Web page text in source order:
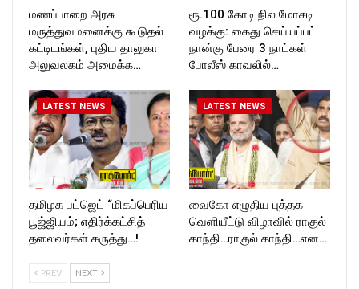
மணப்பாறை அரசு
மருத்துவமனைக்கு கூடுதல்
கட்டிடங்கள், புதிய தாலுகா
அலுவலகம் அமைக்க…
ரூ.100 கோடி நில மோசடி
வழக்கு: கைது செய்யப்பட்ட
நான்கு பேரை 3 நாட்கள்
போலீஸ் காவலில்…
LATEST NEWS
தமிழக பட்ஜெட் “மிகப்பெரிய
பூஜ்ஜியம்; எதிர்க்கட்சித்
தலைவர்கள் கருத்து…!
LATEST NEWS
வைகோ எழுதிய புத்தக
வெளியீட்டு விழாவில் ராகுல்
காந்தி…ராகுல் காந்தி…என…
PREV NEXT